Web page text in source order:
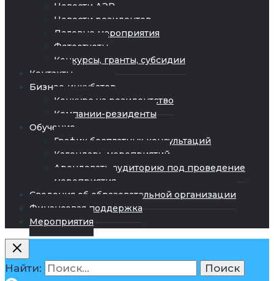
Новости АЭР
Новости резидентов
Деловые мероприятия
Фотоотчеты
Конкурсы, гранты, субсидии
Контакты
Бизнес-инкубатор
Конкурс на резидентство
Компании-резиденты
Обучение
График бесплатных консультаций
Календарь мероприятий
Арендовать аудиторию под проведение
мероприятия
Сведения об образовательной организации
Финансовая поддержка
Мероприятия
Найти: